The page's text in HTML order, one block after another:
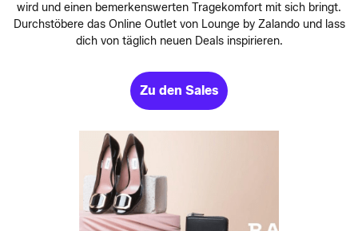
wird und einen bemerkenswerten Tragekomfort mit sich bringt.
Durchstöbere das Online Outlet von Lounge by Zalando und lass
dich von täglich neuen Deals inspirieren.
Zu den Sales